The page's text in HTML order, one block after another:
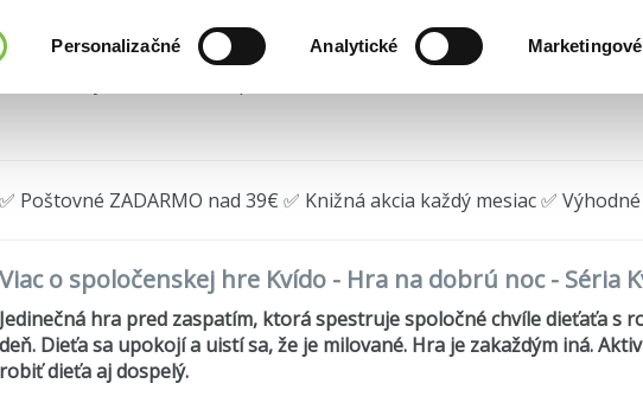
Personalizačné Analytické Marketingové
✅ Poštovné ZADARMO nad 39€ ✅ Knižná akcia každý mesiac ✅
Viac o spoločenskej hre Kvído - Hra na dobrú noc - Séria
Jedinečná hra pred zaspatím, ktorá spestruje spoločné chvíle dieťaťa s
deň. Dieťa sa upokojí a uistí sa, že je milované. Hra je zakaždým iná.
robiť dieťa aj dospelý.